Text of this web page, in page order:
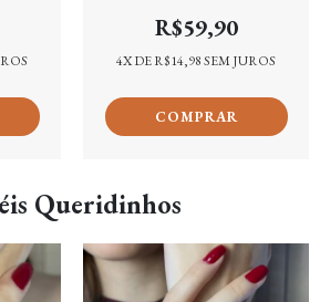
R$59,90
4X DER$14,98SEM JUROS
Queridinhos